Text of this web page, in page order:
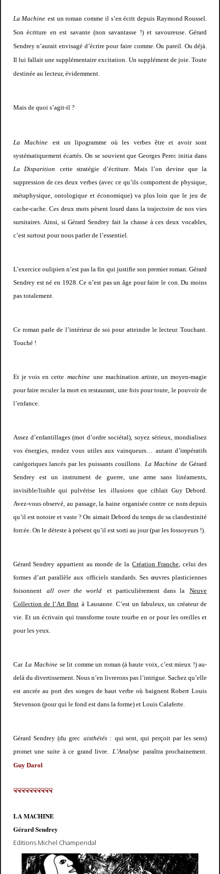
La Machine est un roman comme il s’en écrit depuis Raymond Roussel.
Son écriture en est savante (non savantasse !) et savoureuse. Gérard
Sendrey n’aurait envisagé d’écrire pour faire comme. Ou pareil. Ou déjà.
Il lui fallait une supplémentaire excitation. Un supplément de joie. Toute
destinée au lecteur, évidemment.
Mais de quoi s’agit-il ?
La Machine
est un lipogramme où les verbes être et avoir sont
systématiquement écartés. On se souvient que Georges Perec initia dans
La Disparition
cette stratégie d’écriture. Mais l’on devine que la
suppression de ces deux verbes (avec ce qu’ils comportent de physique,
métaphysique, ontologique et économique) va plus loin que le jeu de
cache-cache. Ces deux mots pèsent lourd dans la trajectoire de nos vies
sursitaires. Ainsi, si Gérard Sendrey fait la chasse à ces deux vocables,
c’est surtout pour nous parler de l’essentiel.
L’exercice oulipien n’est pas la fin qui justifie son premier roman. Gérard
Sendrey est né en 1928. Ce n’est pas un âge pour faire le con. Du moins
pas totalement.
Ce roman parle de l’intérieur de soi pour atteindre le lecteur. Touchant.
Touché !
Et je vois en cette machine une machination artiste, un moyen-magie
pour faire reculer la mort en restaurant, une fois pour toute, le pouvoir de
l’enfance.
Assez d’enfantillages (mot d’ordre sociétal), soyez sérieux, mondialisez
vos énergies, rendez vous utiles aux vainqueurs… autant d’impératifs
catégoriques lancés par les puissants couillons. La Machine de Gérard
Sendrey est un instrument de guerre, une arme sans linéaments,
invisible/lisible qui pulvérise les
illusions que ciblait Guy Debord.
Avez-vous observé, au passage, la haine organisée contre ce nom depuis
qu’il est notoire et vaste ? On aimait Debord du temps de sa clandestinité
forcée. On le déteste à présent qu’il est sorti au jour (par les fossoyeurs !).
Gérard Sendrey appartient au monde de la Création Franche, celui des
formes d’art parallèle aux officiels standards. Ses œuvres plasticiennes
foisonnent
all over the world et particulièrement dans la
Neuve
Collection de l’Art Brut à Lausanne. C’est un fabuleux, un créateur de
vie. Et un écrivain qui transforme toute tourbe en or pour les oreilles et
pour les yeux.
Car La Machine se lit comme un roman (à haute voix, c’est mieux !) au-
delà du divertissement. Nous n’en livrerons pas l’intrigue. Sachez qu’elle
est ancrée au port des songes de haut verbe où baignent Robert Louis
Stevenson (pour qui le fond est dans la forme) et Louis Calaferte.
Gérard Sendrey (du grec aisthétés : qui sent, qui perçoit par les sens)
promet une suite à ce grand livre. L’Analyse paraîtra prochainement.
Guy Darol
☟☟☟☟☟☟☟☟☟☟
LA MACHINE
Gérard Sendrey
Editions Michel Champendal